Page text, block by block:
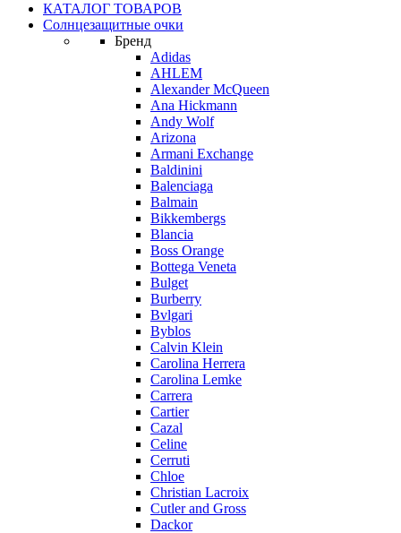
КАТАЛОГ ТОВАРОВ
Солнцезащитные очки
Бренд
Adidas
AHLEM
Alexander McQueen
Ana Hickmann
Andy Wolf
Arizona
Armani Exchange
Baldinini
Balenciaga
Balmain
Bikkembergs
Blancia
Boss Orange
Bottega Veneta
Bulget
Burberry
Bvlgari
Byblos
Calvin Klein
Carolina Herrera
Carolina Lemke
Carrera
Cartier
Cazal
Celine
Cerruti
Chloe
Christian Lacroix
Cutler and Gross
Dackor